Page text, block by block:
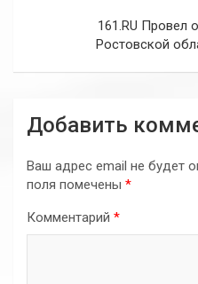
записям161.RU Провел
Ростовской
Добавить
Ваш адрес email не будет
поля помечены *
Комментарий *